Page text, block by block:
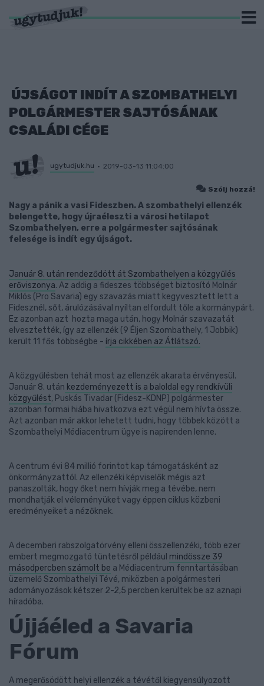
ÚJSÁGOT INDÍT A SZOMBATHELYI
POLGÁRMESTER SAJTÓSÁNAK
CSALÁDI CÉGE
ugytudjuk.hu 2019-03-13 11:04:00
Szólj hozzá!
Nagy a pánik a vasi Fideszben. A szombathelyi ellenzék
belengette, hogy újraéleszti a városi hetilapot
Szombathelyen, erre a polgármester sajtósának
felesége is indít egy újságot.
Január 8. után rendeződött át Szombathelyen a közgyűlés
erőviszonya. Az addig a fideszes többséget biztosító Molnár
Miklós (Pro Savaria) egy szavazás miatt kegyvesztett lett a
Fidesznél, sőt, árulózásával nyíltan elfordult tőle a kormánypárt.
Ez azonban azt hozta maga után, hogy Molnár szavazatát
elvesztették, így az ellenzék (9 Éljen Szombathely, 1 Jobbik)
került 11 fős többségbe - írja cikkében az Átlátszó.
A közgyűlésben tehát most az ellenzék akarata érvényesül.
Január 8. után kezdeményezett is a baloldal egy rendkívüli
közgyűlést, Puskás Tivadar (Fidesz-KDNP) polgármester
azonban formai hiába hivatkozva ezt végül nem hívta össze.
Azt azonban már akkor lehetett tudni, hogy többek között a
Szombathelyi Médiacentrum ügye is napirenden lenne.
A centrum évi 84 millió forintot kap támogatásként az
önkormányzattól. Az ellenzéki képviselők mégis azt
panaszolták, hogy őket nem hívják meg a tévébe, nem
mondhatják el véleményüket vagy éppen ciklus közbeni
eredményeiket a nézőknek.
A decemberi rabszolgatörvény elleni összellenzéki, több ezer
embert megmozgató tüntetésről például mindössze 39
másodpercben számolt be a Médiacentrum fenntartásában
üzemelő Szombathelyi Tévé, miközben a polgármesteri
adományozások kétszer 2-2,5 percben kerültek be az aznapi
híradóba.
Újjáéled a Savaria
Fórum
A megerősödött helyi ellenzék a tévétől kiegyensúlyozott